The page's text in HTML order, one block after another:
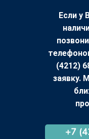
Если у
(4212)
заявку.
+7